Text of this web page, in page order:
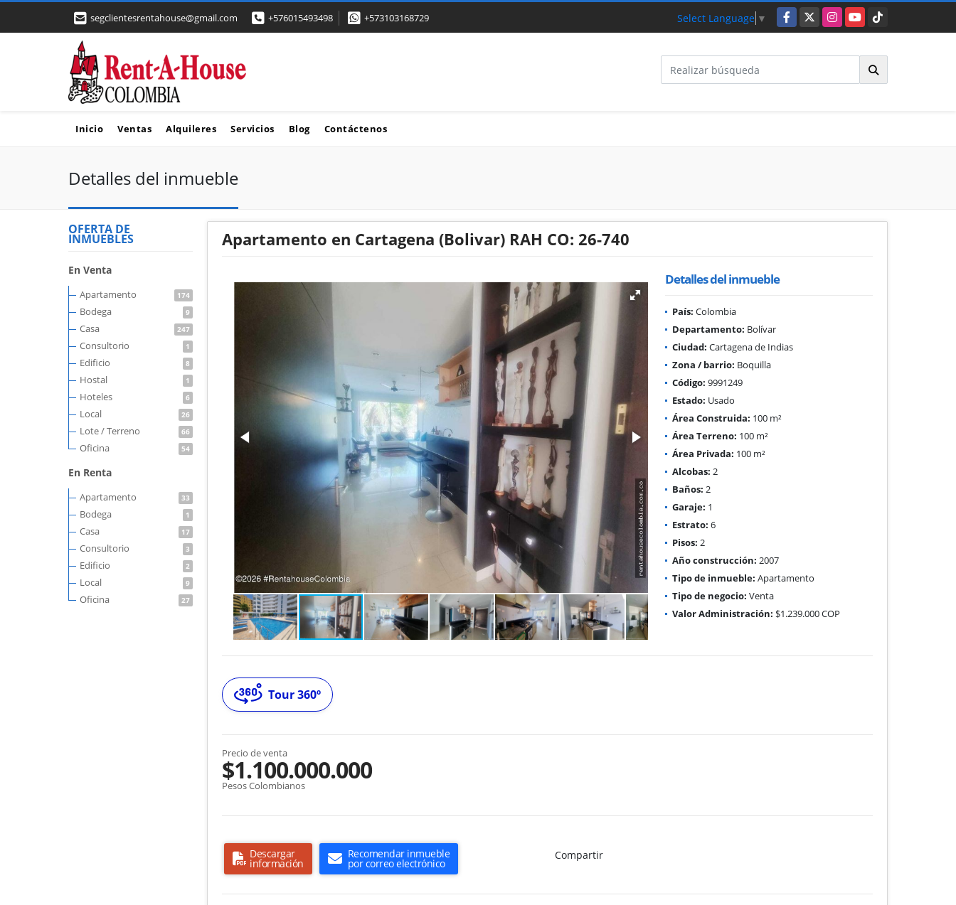
segclientesrentahouse@gmail.com +576015493498 +573103168729 Select Language ▼ Facebook
X InstagramYouTubeTikTok
Inicio Ventas Alquileres Servicios Blog Contáctenos
Detalles del inmueble
OFERTA DE
INMUEBLES
En Venta
Apartamento 174
Bodega 9
Casa 247
Consultorio 1
Edificio 8
Hostal 1
Hoteles 6
Local 26
Lote / Terreno 66
Oficina 54
En Renta
Apartamento 33
Bodega 1
Casa 17
Consultorio 3
Edificio 2
Local 9
Oficina 27
Apartamento en Cartagena (Bolivar) RAH CO: 26-740
Detalles del inmueble
País: Colombia
Departamento: Bolívar
Ciudad: Cartagena de Indias
Zona / barrio: Boquilla
Código: 9991249
Estado: Usado
Área Construida: 100 m²
Área Terreno: 100 m²
Área Privada: 100 m²
Alcobas: 2
Baños: 2
Garaje: 1
Estrato: 6
Pisos: 2
Año construcción: 2007
Tipo de inmueble: Apartamento
Tipo de negocio: Venta
Valor Administración: $1.239.000 COP
Tour 360º
Precio de venta
$1.100.000.000
Pesos Colombianos
Descargar
información
Recomendar inmueble
por correo electrónico
Compartir